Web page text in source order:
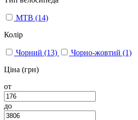
МТВ (14)
Колір
Чорний (13) Чорно-жовтий (1)
Ціна (грн)
от
до